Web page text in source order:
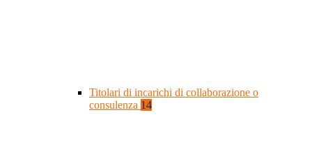
Titolari di incarichi di collaborazione o
consulenza 14